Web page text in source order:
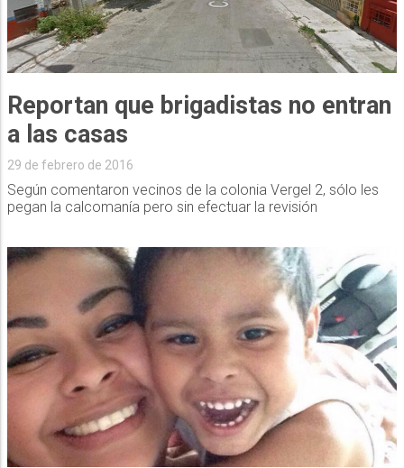
Reportan que brigadistas no entran
a las casas
29 de febrero de 2016
Según comentaron vecinos de la colonia Vergel 2, sólo les
pegan la calcomanía pero sin efectuar la revisión